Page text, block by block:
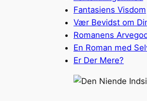
Fantasiens Visdom
Vær Bevidst om
Romanens
En Roman med
Er Der Mere?